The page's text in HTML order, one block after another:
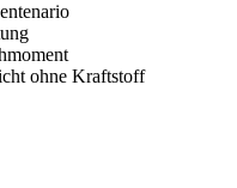
ohne Kraftstoff